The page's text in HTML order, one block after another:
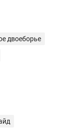
двоеборье